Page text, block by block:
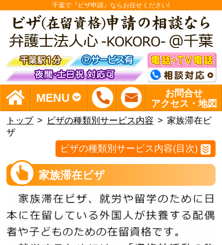
千葉で『ビザ申請』ならお任せください!
MENU
お問合せ
アクセス・地図
トップ ビザの種類別サービス内容
家族滞在ビ
ザ
ビザの種類別サービス内容(目次)
家族滞在ビザ